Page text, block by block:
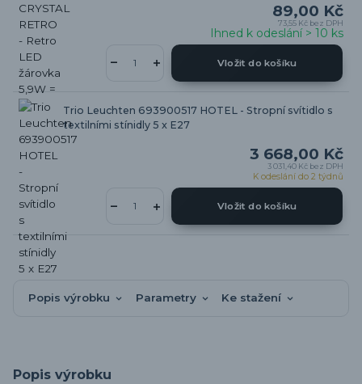
89,00 Kč
73,55 Kč bez DPH
Ihned k odeslání > 10 ks
Vložit do košíku
Trio Leuchten 693900517 HOTEL - Stropní svítidlo s
textilními stínidly 5 x E27
3 668,00 Kč
3 031,40 Kč bez DPH
K odeslání do 2 týdnů
Vložit do košíku
Popis výrobku Parametry Ke stažení
Popis výrobku